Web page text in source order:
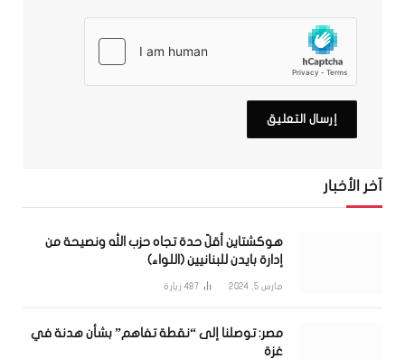
آخر الأخبار
هوكشتاين أقلّ حدة تجاه حزب الله ونصيحة من
إدارة بايدن للبنانيين (اللواء)
مارس 5, 2024 487 زيارة
مصر: توصلنا إلى “نقطة تفاهم” بشأن هدنة في
غزة